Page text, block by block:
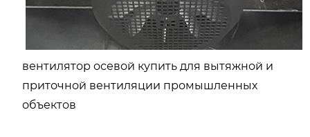
вентилятор осевой купить для вытяжной и
приточной вентиляции промышленных
объектов